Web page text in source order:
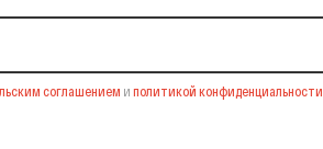
соглашением и политикой конфиденциальности